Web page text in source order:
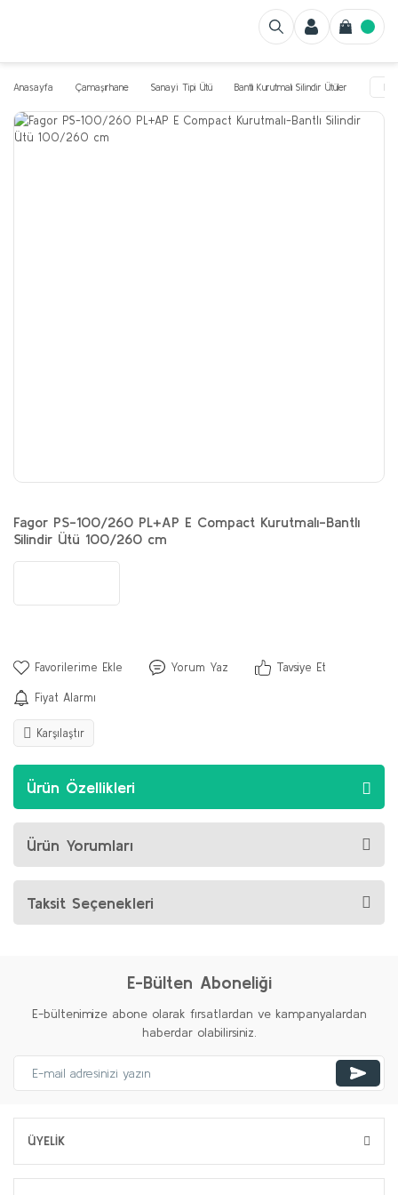
Anasayfa Çamaşırhane Sanayi Tipi Ütü Bantlı Kurutmalı Silindir Ütüler
Fagor PS-100/260 PL+AP E Compact Kurutmalı-Bantlı
Silindir Ütü 100/260 cm
Yorum Yaz Tavsiye Et
Fiyat Alarmı
Karşılaştır
Ürün Özellikleri
Ürün Yorumları
Taksit Seçenekleri
E-Bülten Aboneliği
E-bültenimize abone olarak fırsatlardan ve kampanyalardan
haberdar olabilirsiniz.
ÜYELİK